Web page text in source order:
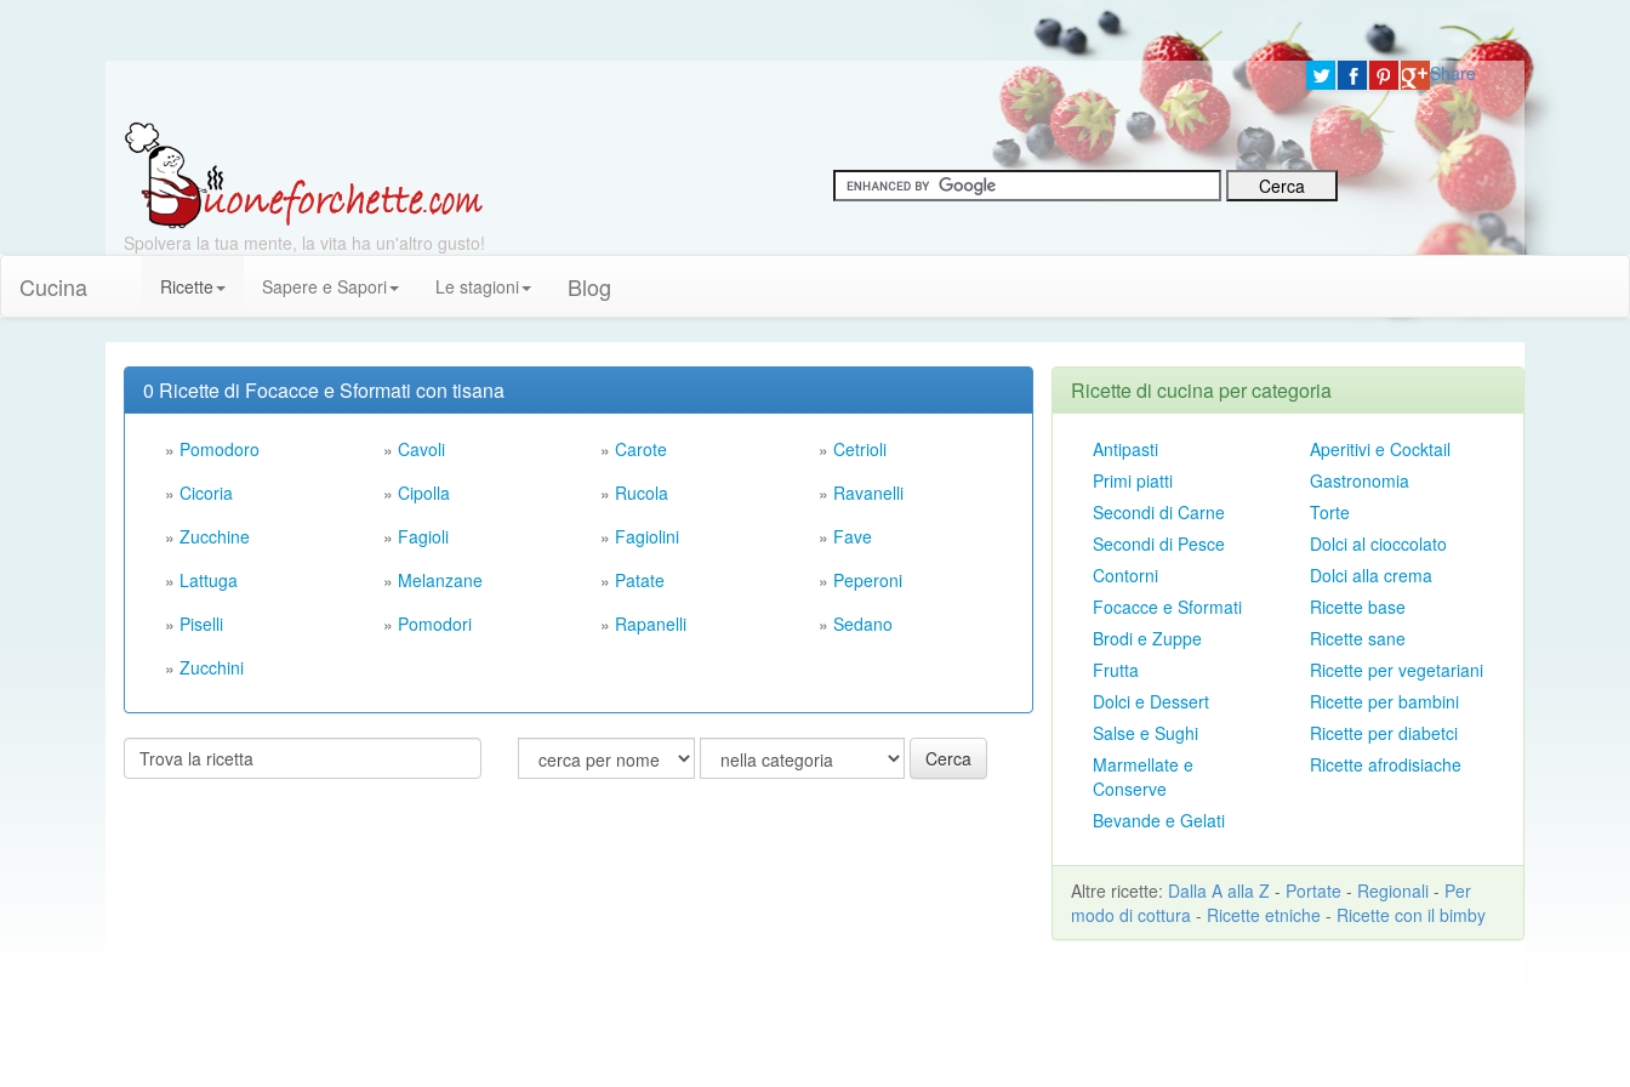
Share
Spolvera la tua mente, la vita ha un'altro gusto!
Cucina Ricette Sapere e Sapori Le stagioni Blog
0 Ricette di Focacce e Sformati con tisana
» Pomodoro » Cavoli » Carote » Cetrioli
» Cicoria » Cipolla » Rucola » Ravanelli
» Zucchine » Fagioli » Fagiolini » Fave
» Lattuga » Melanzane » Patate » Peperoni
» Piselli » Pomodori » Rapanelli » Sedano
» Zucchini
Cerca Cerca
Ricette di cucina per categoria
Antipasti
Primi piatti
Secondi di Carne
Secondi di Pesce
Contorni
Focacce e Sformati
Brodi e Zuppe
Frutta
Dolci e Dessert
Salse e Sughi
Marmellate e
Conserve
Bevande e Gelati
Aperitivi e Cocktail
Gastronomia
Torte
Dolci al cioccolato
Dolci alla crema
Ricette base
Ricette sane
Ricette per vegetariani
Ricette per bambini
Ricette per diabetci
Ricette afrodisiache
Altre ricette: Dalla A alla Z - Portate - Regionali - Per
modo di cottura - Ricette etniche - Ricette con il bimby